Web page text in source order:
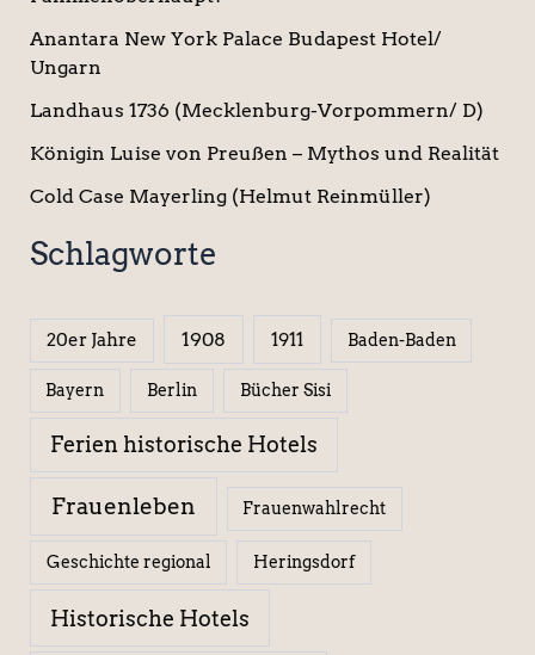
Anantara New York Palace Budapest Hotel/
Ungarn
Landhaus 1736 (Mecklenburg-Vorpommern/ D)
Königin Luise von Preußen – Mythos und Realität
Cold Case Mayerling (Helmut Reinmüller)
Schlagworte
20er Jahre 1908 1911 Baden-Baden
Bayern Berlin Bücher Sisi
Ferien historische Hotels
Frauenleben Frauenwahlrecht
Geschichte regional Heringsdorf
Historische Hotels